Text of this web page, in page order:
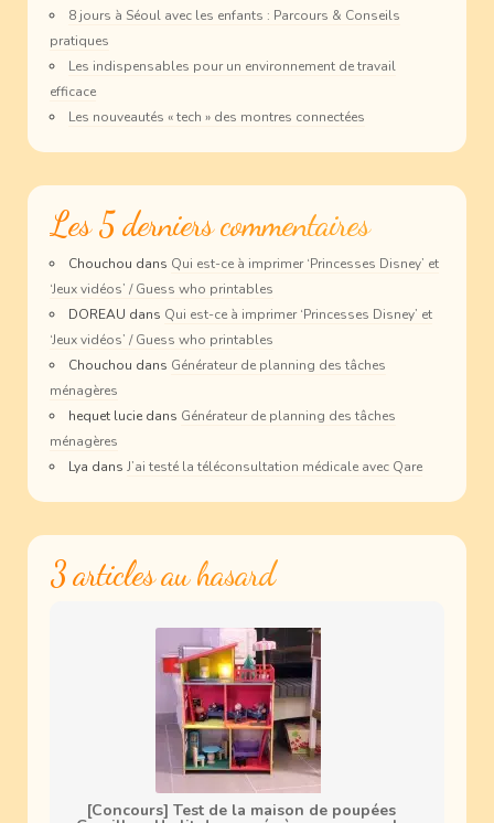
8 jours à Séoul avec les enfants : Parcours & Conseils
pratiques
Les indispensables pour un environnement de travail
efficace
Les nouveautés « tech » des montres connectées
Les 5 derniers commentaires
Chouchou dans Qui est-ce à imprimer ‘Princesses Disney’ et
‘Jeux vidéos’ / Guess who printables
DOREAU dans Qui est-ce à imprimer ‘Princesses Disney’ et
‘Jeux vidéos’ / Guess who printables
Chouchou dans Générateur de planning des tâches
ménagères
hequet lucie dans Générateur de planning des tâches
ménagères
Lya dans J’ai testé la téléconsultation médicale avec Qare
3 articles au hasard
[Concours] Test de la maison de poupées